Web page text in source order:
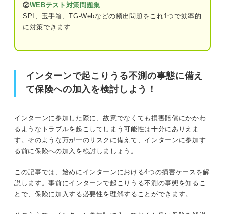
③民間の保険
必ず押さえよう！ インターン参加前に保険に加入
②生協で申し込む
気を付けよう！ インターンの保険についての3つの
注意点
①学研災保険や付帯賠償は大学を介さない
②インターン先から保険加入証明書を求め
られる場合がある
②WEBテスト対策問題集
SPI、玉手箱、TG-Webなどの頻出問題をこれ1つで効率的
に対策できます
インターンで起こりうる不測の事態に備え
て保険への加入を検討しよう！
インターンに参加した際に、故意でなくても損害賠償にかかわ
るようなトラブルを起こしてしまう可能性は十分にありえま
す。そのような万が一のリスクに備えて、インターンに参加す
る前に保険への加入を検討しましょう。
この記事では、始めにインターンにおける4つの損害ケースを解
説します。事前にインターンで起こりうる不測の事態を知るこ
とで、保険に加入する必要性を理解することができます。
②万が一のことが起こったときも自分を守ることができる
②ほかの人に怪我を負わせてしまった
③会社の備品を破損してしまった
④インターン中に知った重要な情報を漏らしてしまった
備えあれば憂いなし！ 保険に加入すべきか迷ったら入っ
要チェック！ インターン参加前に入っておくと良い保険